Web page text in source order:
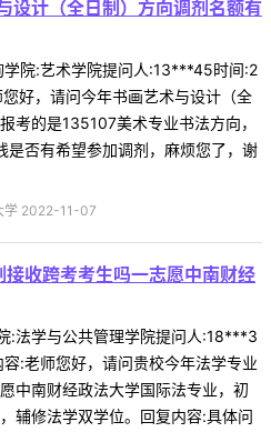
设计（全日制）方向调剂名额有
院:艺术学院提问人:13***45时间:2
好，请问今年书画艺术与设计（全
考的是135107美术专业书法方向，
否有希望参加调剂，麻烦您了，谢
学 2022-11-07
收跨考考生吗一志愿中南财经
:法学与公共管理学院提问人:18***3
:老师您好，请问贵校今年法学专业
中南财经政法大学国际法专业，初
辅修法学双学位。回复内容:具体问